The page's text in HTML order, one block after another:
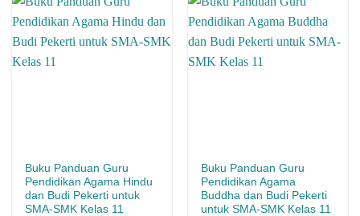
Buku Panduan Guru
Pendidikan Agama Hindu
dan Budi Pekerti untuk
SMA-SMK Kelas 11
Buku Panduan Guru
Pendidikan Agama
Buddha dan Budi Pekerti
untuk SMA-SMK Kelas 11